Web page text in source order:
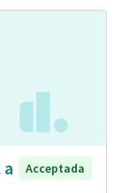
Acceptada